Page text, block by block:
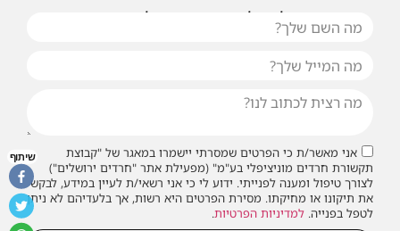
או שילחו אלינו פנייה ונחזור אליכם בהקדם
אני מאשר/ת כי הפרטים שמסרתי יישמרו במאגר של "קבוצת
תקשורת חרדים מוניציפלי בע"מ" (מפעילת אתר "חרדים ירושלים")
לצורך טיפול ומענה לפנייתי. ידוע לי כי אני רשאי/ת לעיין במידע, לבקש
את תיקונו או מחיקתו. מסירת הפרטים היא רשות, אך בלעדיהם לא ניתן
לטפל בפנייה. למדיניות הפרטיות.
שיתוף